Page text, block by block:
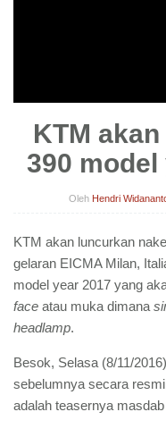
KTM
390
Oleh Hendri
KTM akan luncurkan
gelaran EICMA Milan,
model year 2017 yang
face atau muka dimana
headlamp.
Besok, Selasa (8/11/
sebelumnya secara
adalah teasernya masdab